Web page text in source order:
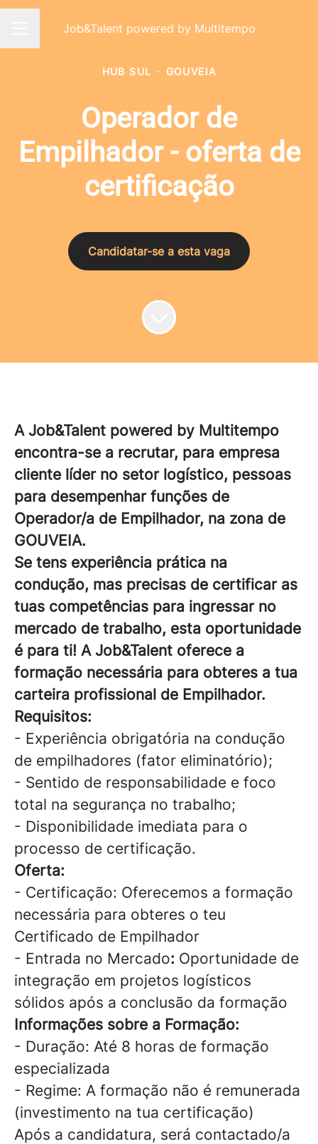
Menu de carreiras
Job&Talent powered by Multitempo
HUB SUL · GOUVEIA
Operador de
Empilhador - oferta de
certificação
Candidatar-se a esta vaga
A Job&Talent powered by Multitempo
encontra-se a recrutar, para empresa
cliente líder no setor logístico, pessoas
para desempenhar funções de
Operador/a de Empilhador, na zona de
GOUVEIA.
Se tens experiência prática na
condução, mas precisas de certificar as
tuas competências para ingressar no
mercado de trabalho, esta oportunidade
é para ti! A Job&Talent oferece a
formação necessária para obteres a tua
carteira profissional de Empilhador.
Requisitos:
- Experiência obrigatória na condução
de empilhadores (fator eliminatório);
- Sentido de responsabilidade e foco
total na segurança no trabalho;
- Disponibilidade imediata para o
processo de certificação.
Oferta:
- Certificação: Oferecemos a formação
necessária para obteres o teu
Certificado de Empilhador
- Entrada no Mercado: Oportunidade de
integração em projetos logísticos
sólidos após a conclusão da formação
Informações sobre a Formação:
- Duração: Até 8 horas de formação
especializada
- Regime: A formação não é remunerada
(investimento na tua certificação)
Após a candidatura, será contactado/a